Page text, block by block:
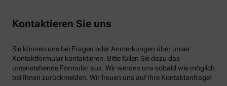
Kontaktieren Sie uns
Sie können uns bei Fragen oder Anmerkungen über unser
Kontaktformular kontaktieren. Bitte füllen Sie dazu das
untenstehende Formular aus. Wir werden uns sobald wie möglich
bei Ihnen zurückmelden. Wir freuen uns auf Ihre Kontaktanfrage!